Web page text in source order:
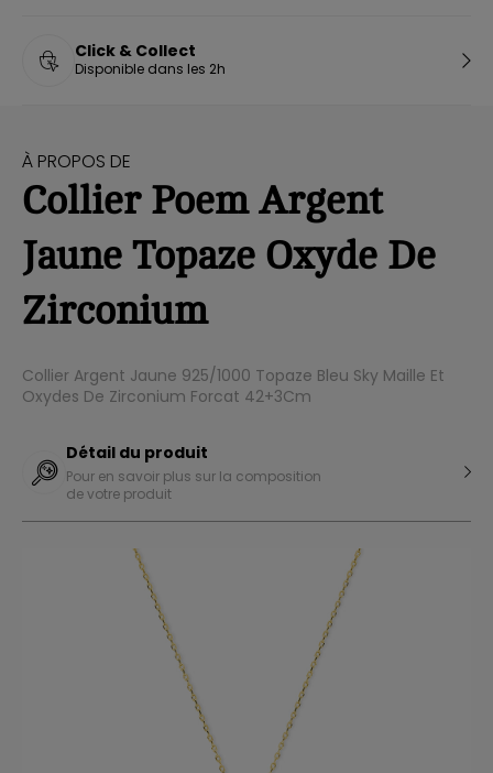
Click & Collect
Disponible dans les 2h
À PROPOS DE
Collier Poem Argent
Jaune Topaze Oxyde De
Zirconium
Collier Argent Jaune 925/1000 Topaze Bleu Sky Maille Et
Oxydes De Zirconium Forcat 42+3Cm
Détail du produit
Pour en savoir plus sur la composition
de votre produit